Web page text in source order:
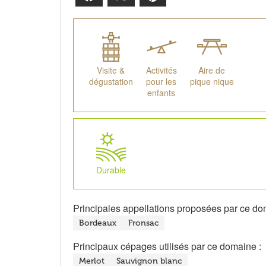
Visite &
dégustation
Activités
pour les
enfants
Aire de
pique nique
Durable
Principales appellations proposées par ce
Bordeaux Fronsac
Principaux cépages utilisés par ce domaine :
Merlot Sauvignon blanc